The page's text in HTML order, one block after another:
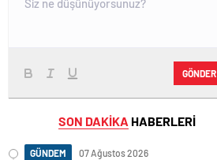
GÖNDER
SON DAKİKA HABERLERİ
GÜNDEM 07 Ağustos 2026